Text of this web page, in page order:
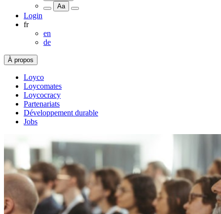
Aa
Login
fr
en
de
À propos
Loyco
Loycomates
Loycocracy
Partenariats
Développement durable
Jobs